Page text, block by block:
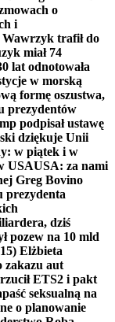
o
i
trafił do
miał 74
lat odnotowała
w morską
formę oszustwa,
prezydentów
podpisał ustawę
dziękuje Unii
w piątek i w
USAUSA: za nami
Greg Bovino
prezydenta
dziś
pozew na 10 mld
Elżbieta
zakazu aut
ETS2 i pakt
seksualną na
o planowanie